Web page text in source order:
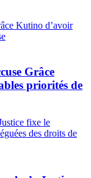
Grâce
priorités de